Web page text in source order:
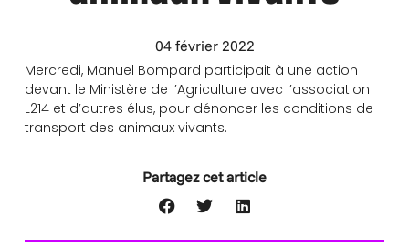
04 février 2022
Mercredi, Manuel Bompard participait à une action
devant le Ministère de l’Agriculture avec l’association
L214 et d’autres élus, pour dénoncer les conditions de
transport des animaux vivants.
Partagez cet article